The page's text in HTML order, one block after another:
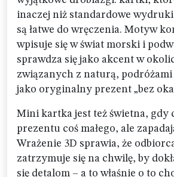
inaczej niż standardowe
są łatwe do wręczenia. Motyw
wpisuje się w świat morski i
sprawdza się jako akcent w
związanych z naturą,
jako oryginalny prezent „bez
Mini kartka jest też świetna, gdy
prezentu coś małego, ale
Wrażenie 3D sprawia, że
zatrzymuje się na chwilę, by
się detalom – a to właśnie o to